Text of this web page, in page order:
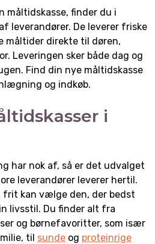
måltidskasse, finder du i
leverandører. De leverer friske
måltider direkte til døren,
Leveringen sker både dag og
Find din nye måltidskasse
og indkøb.
i
har nok af, så er det udvalget
leverandører leverer hertil.
frit kan vælge den, der bedst
livsstil. Du finder alt fra
og børnefavoritter, som især
til sunde og proteinrige